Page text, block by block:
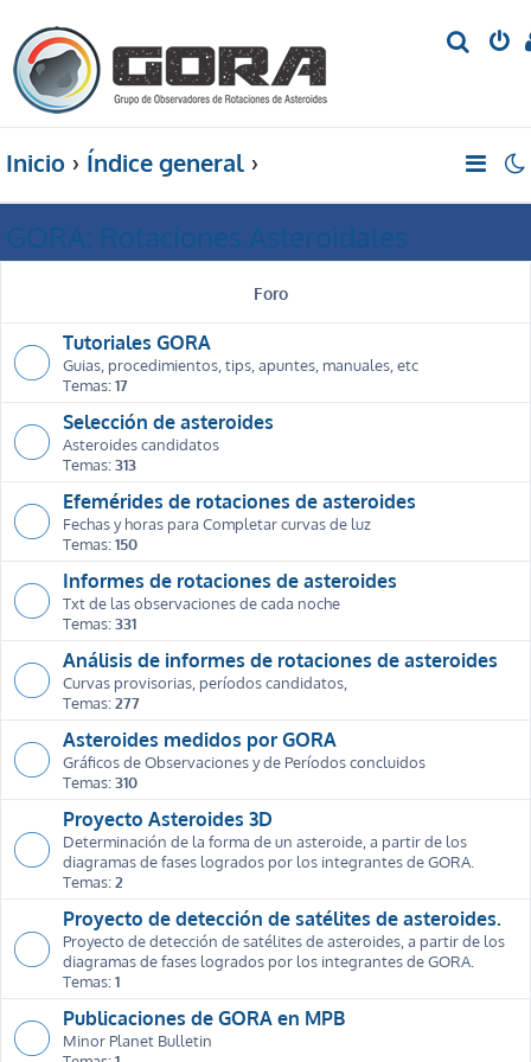
Inicio Índice general
GORA: Rotaciones Asteroidales
Foro
Tutoriales GORA
Guias, procedimientos, tips, apuntes, manuales, etc
Temas:17
Selección de asteroides
Asteroides candidatos
Temas:313
Efemérides de rotaciones de asteroides
Fechas y horas para Completar curvas de luz
Temas:150
Informes de rotaciones de asteroides
Txt de las observaciones de cada noche
Temas:331
Análisis de informes de rotaciones de asteroides
Curvas provisorias, períodos candidatos,
Temas:277
Asteroides medidos por GORA
Gráficos de Observaciones y de Períodos concluidos
Temas:310
Proyecto Asteroides 3D
Determinación de la forma de un asteroide, a partir de los
diagramas de fases logrados por los integrantes de GORA.
Temas:2
Proyecto de detección de satélites de asteroides.
Proyecto de detección de satélites de asteroides, a partir de los
diagramas de fases logrados por los integrantes de GORA.
Temas:1
Publicaciones de GORA en MPB
Minor Planet Bulletin